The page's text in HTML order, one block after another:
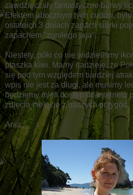
zawdzięczały fantastyczne barwy
Efektem ubocznym tych cudów,
ostatnich 3 dniach zapach siarki
zapachem "zgniłego jaja".
Niestety, póki co nie widzieliśmy
ptaszka kiwi. Mamy nadzieję, że
się pod tym względem bardziej
wpis nie jest za długi, ale musimy
będziemy mieli dostęp do internetu
zdjęcia i relacje z naszych przygód.
Ania